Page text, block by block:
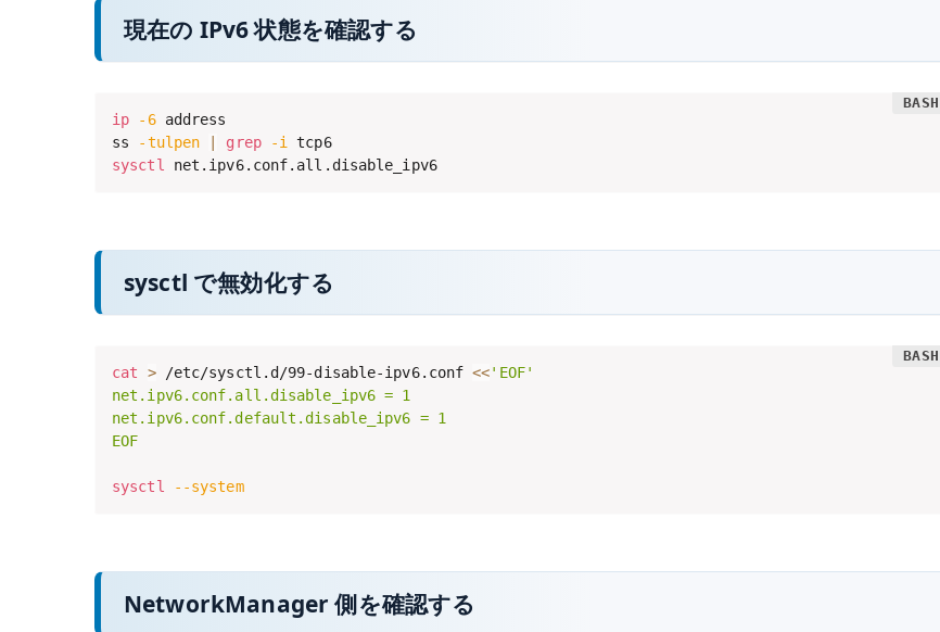
現在の IPv6 状態を確認する
ip -6 address
ss -tulpen grep -i
tcp6
sysctl
net.ipv6.conf.all.disable_ipv6
sysctl で無効化する
cat > /etc/sysctl.d/99-disable-ipv6.conf <<'EOF'
net.ipv6.conf.all.disable_ipv6 = 1
net.ipv6.conf.default.disable_ipv6 = 1
EOF
sysctl --system
NetworkManager 側を確認する